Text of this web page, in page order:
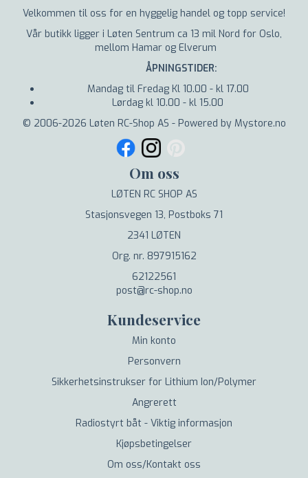
Velkommen til oss for en hyggelig handel og topp service!
Vår butikk ligger i Løten Sentrum ca 13 mil Nord for Oslo,
mellom Hamar og Elverum
ÅPNINGSTIDER:
Mandag til Fredag Kl 10.00 - kl 17.00
Lørdag kl 10.00 - kl 15.00
© 2006-2026 Løten RC-Shop AS - Powered by Mystore.no
Om oss
LØTEN RC SHOP AS
Stasjonsvegen 13, Postboks 71
2341 LØTEN
Org. nr. 897915162
62122561
post@rc-shop.no
Kundeservice
Min konto
Personvern
Sikkerhetsinstrukser for Lithium Ion/Polymer
Angrerett
Radiostyrt båt - Viktig informasjon
Kjøpsbetingelser
Om oss/Kontakt oss